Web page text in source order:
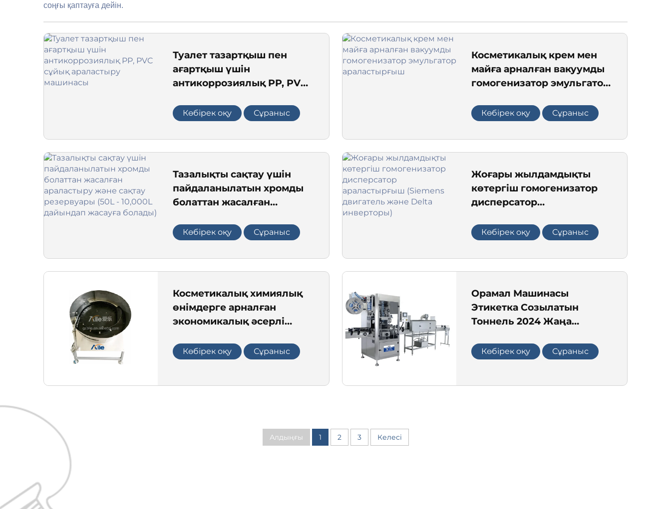
соңғы қаптауға дейін.
Туалет тазартқыш пен
ағартқыш үшін
антикоррозиялық PP, PVC
машинасы
Көбірек оқу Сұраныс
Косметикалық крем мен
майға арналған вакуумды
гомогенизатор эмульгатор
Көбірек оқу Сұраныс
Тазалықты сақтау үшін
пайдаланылатын хромды
болаттан жасалған
резервуары (50L - 10,000L
дайындап жасауға болады)
Көбірек оқу Сұраныс
Жоғары жылдамдықты
көтергіш гомогенизатор
дисперсатор
двигатель және Delta
инверторы)
Көбірек оқу Сұраныс
Косметикалық химиялық
өнімдерге арналған
экономикалық әсерлі
желісінің жабдығы,
аэрозоль ыдыстарының
Көбірек оқу Сұраныс
Орамал Машинасы
Этикетка Созылатын
Тоннель 2024 Жаңа
Созылу Пеші Орама
Машинасы
Көбірек оқу Сұраныс
Алдыңғы 1 2 3 Келесі